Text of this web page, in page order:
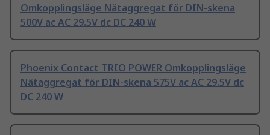
Omkopplingsläge Nätaggregat för DIN-skena
500V ac AC 29.5V dc DC 240 W
Phoenix Contact TRIO POWER Omkopplingsläge
Nätaggregat för DIN-skena 575V ac AC 29.5V dc
DC 240 W